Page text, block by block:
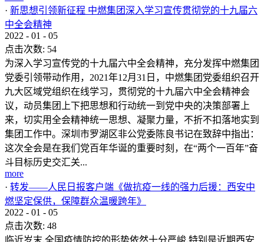
· 新思想引领新征程 中燃集团深入学习宣传贯彻党的十九届六
中全会精神
2022 - 01 - 05
点击次数: 54
为深入学习宣传党的十九届六中全会精神，充分发挥中燃集团
党委引领带动作用，2021年12月31日，中燃集团党委组织召开
九大区域党组织在线学习，贯彻党的十九届六中全会精神会
议，动员集团上下把思想和行动统一到党中央的决策部署上
来，切实用全会精神统一思想、凝聚力量，不折不扣落地实到
集团工作中。深圳市罗湖区非公党委陈良书记在致辞中指出：
这次全会是在我们党百年华诞的重要时刻，在“两个一百年”奋
斗目标历史交汇关...
more
· 转发——人民日报客户端《做抗疫一线的强力后援：西安中
燃坚定保供，保障群众温暖跨年》
2022 - 01 - 05
点击次数: 48
临近岁末,全国疫情防控的形势依然十分严峻,特别是近期西安